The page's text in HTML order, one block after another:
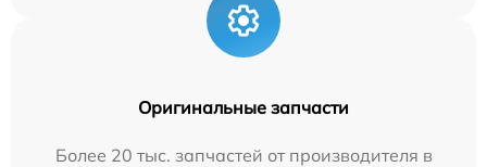
Оригинальные запчасти
Более 20 тыс. запчастей от производителя в